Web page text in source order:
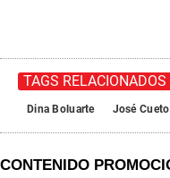
TAGS RELACIONADOS
Dina Boluarte José Cueto